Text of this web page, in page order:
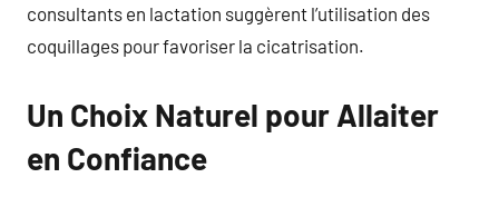
consultants en lactation suggèrent l’utilisation des
coquillages pour favoriser la cicatrisation.
Un Choix Naturel pour Allaiter
en Confiance